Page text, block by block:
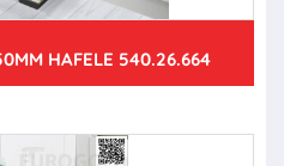
HAFELE 540.26.664